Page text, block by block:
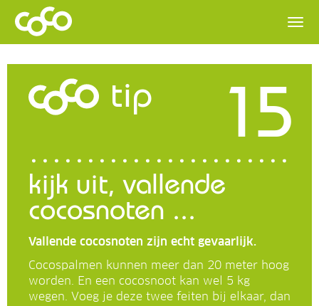
tip 15
kijk uit, vallende
cocosnoten ...
Vallende cocosnoten zijn echt gevaarlijk.
Cocospalmen kunnen meer dan 20 meter hoog
worden. En een cocosnoot kan wel 5 kg
wegen. Voeg je deze twee feiten bij elkaar, dan